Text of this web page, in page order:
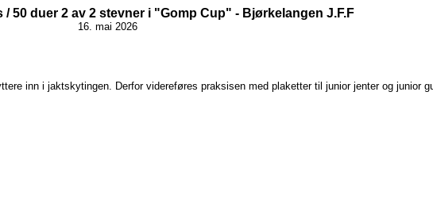
/ 50 duer 2 av 2 stevner i "Gomp Cup" - Bjørkelangen J.F.F
16. mai 2026
inn i jaktskytingen. Derfor videreføres praksisen med plaketter til junior jenter og junior